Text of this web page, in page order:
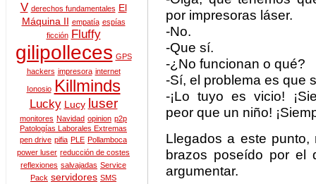
V derechos fundamentales El
Máquina II empatía espías
ficción
Fluffy
gilipolleces GPS
hackers impresora internet
Ionosio Killminds
Lucky Lucy luser
monitores Navidad opinion p2p
Patologías Laborales Extremas
pen drive pifia PLE Pollamboca
power luser reducción de costes
reflexiones salvajadas Service
Pack servidores SMS
por impresoras láser.
-No.
-Que sí.
-¿No funcionan o qué?
-Sí, el problema es que
-¡Lo tuyo es vicio!
peor que un niño!
Llegados a este punto,
brazos poseído por el
argumentar.